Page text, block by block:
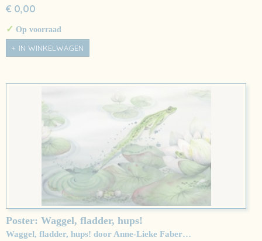
€ 0,00
✓ Op voorraad
IN WINKELWAGEN
Poster: Waggel, fladder, hups!
Waggel, fladder, hups! door Anne-Lieke Faber…